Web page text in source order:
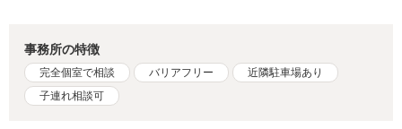
事務所の特徴
完全個室で相談 バリアフリー
近隣駐車場あり
子連れ相談可